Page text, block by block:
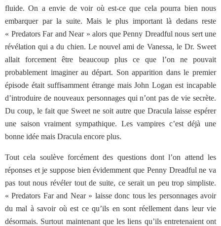
fluide. On a envie de voir où est-ce que cela pourra bien nous
embarquer par la suite. Mais le plus important là dedans reste
« Predators Far and Near » alors que Penny Dreadful nous sert une
révélation qui a du chien. Le nouvel ami de Vanessa, le Dr. Sweet
allait forcement être beaucoup plus ce que l’on ne pouvait
probablement imaginer au départ. Son apparition dans le premier
épisode était suffisamment étrange mais John Logan est incapable
d’introduire de nouveaux personnages qui n’ont pas de vie secrète.
Du coup, le fait que Sweet ne soit autre que Dracula laisse espérer
une saison vraiment sympathique. Les vampires c’est déjà une
bonne idée mais Dracula encore plus.
Tout cela soulève forcément des questions dont l’on attend les
réponses et je suppose bien évidemment que Penny Dreadful ne va
pas tout nous révéler tout de suite, ce serait un peu trop simpliste.
« Predators Far and Near » laisse donc tous les personnages avoir
du mal à savoir où est ce qu’ils en sont réellement dans leur vie
désormais. Surtout maintenant que les liens qu’ils entretenaient ont